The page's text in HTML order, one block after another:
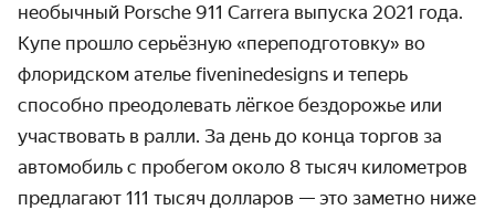
необычный Porsche 911 Carrera выпуска 2021 года.
Купе прошло серьёзную «переподготовку» во
флоридском ателье fiveninedesigns и теперь
способно преодолевать лёгкое бездорожье или
участвовать в ралли. За день до конца торгов за
автомобиль с пробегом около 8 тысяч километров
предлагают 111 тысяч долларов — это заметно ниже